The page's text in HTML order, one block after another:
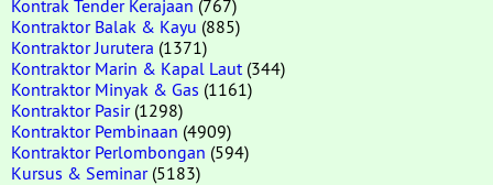
Kontrak Tender Kerajaan (767)
Kontraktor Balak & Kayu (885)
Kontraktor Jurutera (1371)
Kontraktor Marin & Kapal Laut (344)
Kontraktor Minyak & Gas (1161)
Kontraktor Pasir(1298)
Kontraktor Pembinaan (4909)
Kontraktor Perlombongan (594)
Kursus & Seminar(5183)